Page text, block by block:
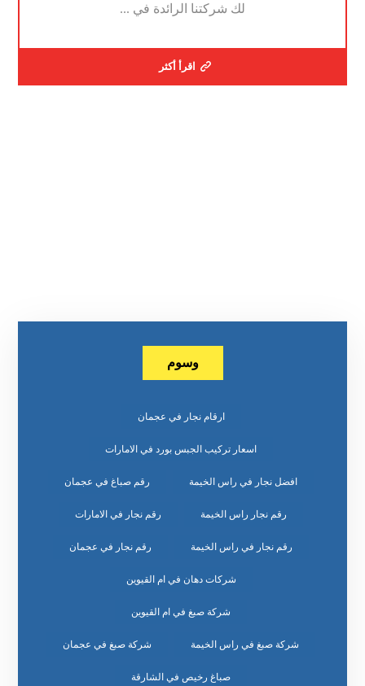
لك شركتنا الرائدة في ...
اقرأ أكثر
وسوم
ارقام نجار في عجمان
اسعار تركيب الجبس بورد في الامارات
افضل نجار في راس الخيمة رقم صباغ في عجمان
رقم نجار راس الخيمة رقم نجار في الامارات
رقم نجار في راس الخيمة رقم نجار في عجمان
شركات دهان في ام القيوين
شركة صبغ في ام القيوين
شركة صبغ في راس الخيمة شركة صبغ في عجمان
صباغ رخيص في الشارقة